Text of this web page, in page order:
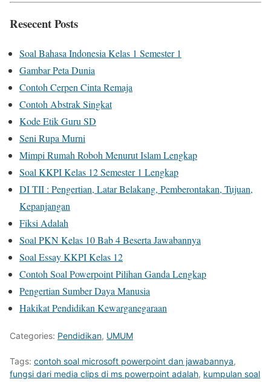
Resecent Posts
Soal Bahasa Indonesia Kelas 1 Semester 1
Gambar Peta Dunia
Contoh Cerpen Cinta Remaja
Contoh Abstrak Singkat
Kode Etik Guru SD
Seni Rupa Murni
Mimpi Rumah Roboh Menurut Islam Lengkap
Soal KKPI Kelas 12 Semester 1 Lengkap
DI TII : Pengertian, Latar Belakang, Pemberontakan, Tujuan,
Kepanjangan
Fiksi Adalah
Soal PKN Kelas 10 Bab 4 Beserta Jawabannya
Soal Essay KKPI Kelas 12
Contoh Soal Powerpoint Pilihan Ganda Lengkap
Pengertian Sumber Daya Manusia
Hakikat Pendidikan Kewarganegaraan
Categories: Pendidikan, UMUM
Tags: contoh soal microsoft powerpoint dan jawabannya,
fungsi dari media clips di ms powerpoint adalah, kumpulan soal